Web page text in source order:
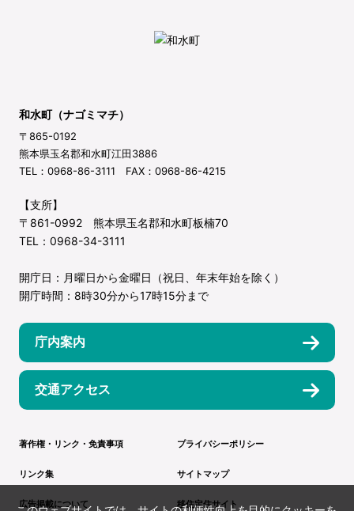
和水町（ナゴミマチ）
〒865-0192
熊本県玉名郡和水町江田3886
TEL：0968-86-3111 FAX：0968-86-4215
【支所】
〒861-0992 熊本県玉名郡和水町板楠70
TEL：0968-34-3111
開庁日：月曜日から金曜日（祝日、年末年始を除く）
開庁時間：8時30分から17時15分まで
庁内案内
交通アクセス
著作権・リンク・免責事項 プライバシーポリシー
リンク集 サイトマップ
広告掲載について 移住定住サイト